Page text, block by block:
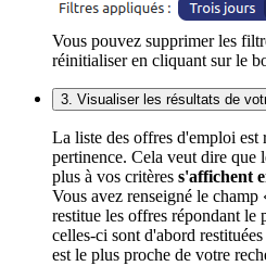
Vous pouvez supprimer les
réinitialiser en cliquant sur le
3. Visualiser les résultats de
La liste des offres d'emploi est
pertinence. Cela veut dire que
plus à vos critères s'affichent
Vous avez renseigné le
restitue les offres répondant le
celles-ci sont d'abord
est le plus proche de votre